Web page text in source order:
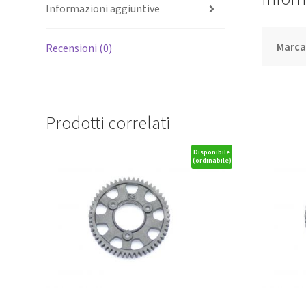
Informazioni aggiuntive
Recensioni (0) Marca
Prodotti correlati
Disponibile
(ordinabile)